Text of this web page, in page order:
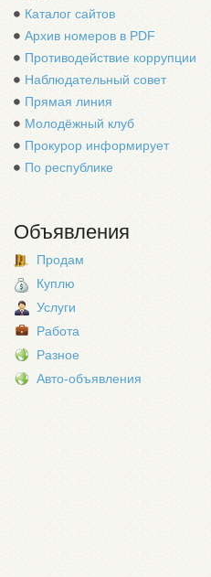
Каталог сайтов
Архив номеров в PDF
Противодействие коррупции
Наблюдательный совет
Прямая линия
Молодёжный клуб
Прокурор информирует
По республике
Объявления
Продам
Куплю
Услуги
Работа
Разное
Авто-объявления